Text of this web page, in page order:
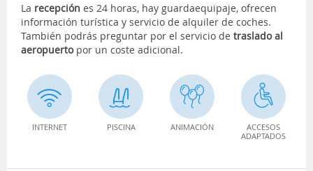
La recepción es 24 horas, hay guardaequipaje, ofrecen
información turística y servicio de alquiler de coches.
También podrás preguntar por el servicio de traslado al
aeropuertopor un coste adicional.
INTERNET PISCINA ANIMACIÓN
ACCESOS
ADAPTADOS